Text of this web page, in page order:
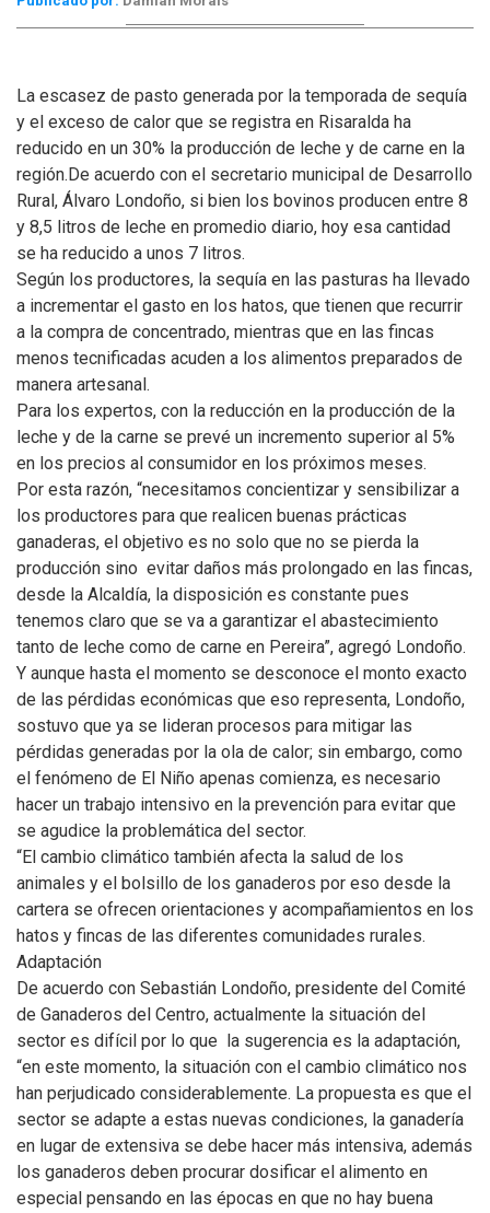
La escasez de pasto generada por la temporada de sequía
y el exceso de calor que se registra en Risaralda ha
reducido en un 30% la producción de leche y de carne en la
región.De acuerdo con el secretario municipal de Desarrollo
Rural, Álvaro Londoño, si bien los bovinos producen entre 8
y 8,5 litros de leche en promedio diario, hoy esa cantidad
se ha reducido a unos 7 litros.
Según los productores, la sequía en las pasturas ha llevado
a incrementar el gasto en los hatos, que tienen que recurrir
a la compra de concentrado, mientras que en las fincas
menos tecnificadas acuden a los alimentos preparados de
manera artesanal.
Para los expertos, con la reducción en la producción de la
leche y de la carne se prevé un incremento superior al 5%
en los precios al consumidor en los próximos meses.
Por esta razón, “necesitamos concientizar y sensibilizar a
los productores para que realicen buenas prácticas
ganaderas, el objetivo es no solo que no se pierda la
producción sino evitar daños más prolongado en las fincas,
desde la Alcaldía, la disposición es constante pues
tenemos claro que se va a garantizar el abastecimiento
tanto de leche como de carne en Pereira”, agregó Londoño.
Y aunque hasta el momento se desconoce el monto exacto
de las pérdidas económicas que eso representa, Londoño,
sostuvo que ya se lideran procesos para mitigar las
pérdidas generadas por la ola de calor; sin embargo, como
el fenómeno de El Niño apenas comienza, es necesario
hacer un trabajo intensivo en la prevención para evitar que
se agudice la problemática del sector.
“El cambio climático también afecta la salud de los
animales y el bolsillo de los ganaderos por eso desde la
cartera se ofrecen orientaciones y acompañamientos en los
hatos y fincas de las diferentes comunidades rurales.
Adaptación
De acuerdo con Sebastián Londoño, presidente del Comité
de Ganaderos del Centro, actualmente la situación del
sector es difícil por lo que la sugerencia es la adaptación,
“en este momento, la situación con el cambio climático nos
han perjudicado considerablemente. La propuesta es que el
sector se adapte a estas nuevas condiciones, la ganadería
en lugar de extensiva se debe hacer más intensiva, además
los ganaderos deben procurar dosificar el alimento en
especial pensando en las épocas en que no hay buena